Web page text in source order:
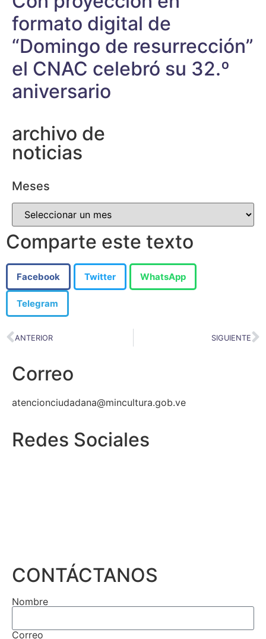
formato digital de
“Domingo de resurrección”
el CNAC celebró su 32.º
aniversario
archivo de
noticias
Meses
Comparte este texto
Facebook Twitter WhatsApp
Telegram
ANTERIOR SIGUIENTE
Correo
atencionciudadana@mincultura.gob.ve
Redes Sociales
CONTÁCTANOS
Nombre
Correo